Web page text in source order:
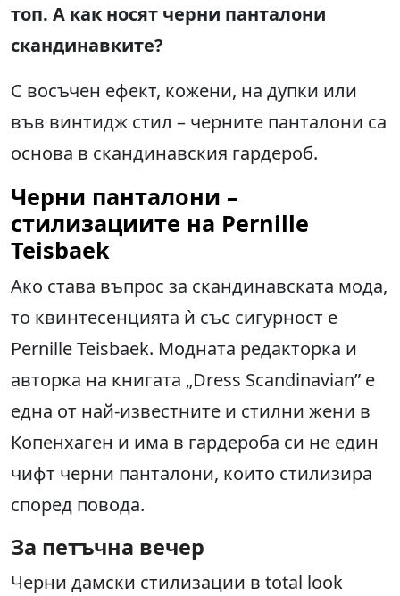
топ. А как носят черни панталони
скандинавките?
С восъчен ефект, кожени, на дупки или
във винтидж стил – черните панталони са
основа в скандинавския гардероб.
Черни панталони –
стилизациите на Pernille
Teisbaek
Ако става въпрос за скандинавската мода,
то квинтесенцията ѝ със сигурност е
Pernille Teisbaek. Модната редакторка и
авторка на книгата „Dress Scandinavian” е
една от най-известните и стилни жени в
Копенхаген и има в гардероба си не един
чифт черни панталони, които стилизира
според повода.
За петъчна вечер
Черни дамски стилизации в total look